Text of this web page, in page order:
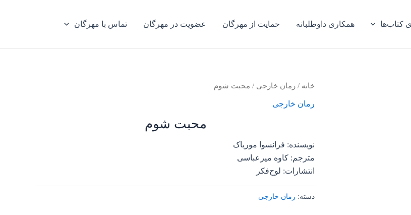
کتاب‌ها همکاری داوطلبانه حمایت از مهرگان عضویت در مهرگان تماس با مهرگان
خانه / رمان خارجی / محبت شوم
رمان خارجی
محبت شوم
نویسنده: فرانسوا موریاک
مترجم: کاوه میرعباسی
انتشارات: لوح‌فکر
دسته: رمان خارجی